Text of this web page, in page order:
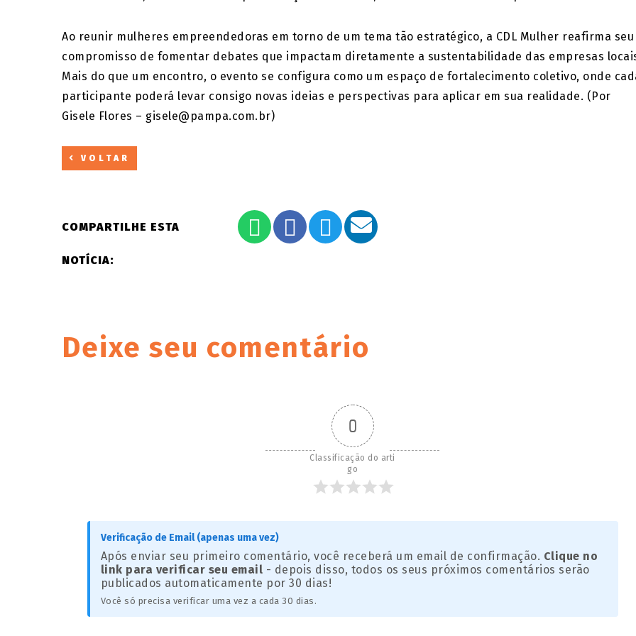
Ao reunir mulheres empreendedoras em torno de um tema tão estratégico, a CDL Mulher reafirma seu
compromisso de fomentar debates que impactam diretamente a sustentabilidade das empresas
Mais do que um encontro, o evento se configura como um espaço de fortalecimento coletivo, onde
participante poderá levar consigo novas ideias e perspectivas para aplicar em sua realidade. (Por
Gisele Flores – gisele@pampa.com.br)
VOLTAR
COMPARTILHE ESTA
NOTÍCIA:
Deixe seu comentário
0
Classificação do arti
go
Verificação de Email (apenas uma vez)
Após enviar seu primeiro comentário, você receberá um email de confirmação. Clique no
link para verificar seu email - depois disso, todos os seus próximos comentários serão
publicados automaticamente por 30 dias!
Você só precisa verificar uma vez a cada 30 dias.